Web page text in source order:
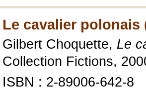
Le cavalier polonais
Gilbert Choquette, Le
Collection Fictions,
ISBN : 2-89006-642-8